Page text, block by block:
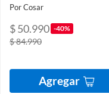
Por Cosar
$ 50.990 -40%
$ 84.990
Agregar